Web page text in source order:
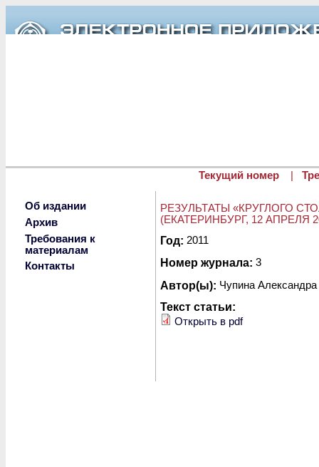
Текущий номер
Об издании
Архив
Требования к
материалам
Контакты
РЕЗУЛЬТАТЫ «КРУГЛОГО
(ЕКАТЕРИНБУРГ, 12 АПРЕЛЯ
Опубликовано вт, 06/07/2011 -
Год: 2011
Номер журнала: 3
Автор(ы): Чупина
Текст статьи:
Открыть в pdf